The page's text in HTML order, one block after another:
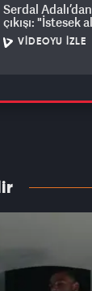
Serdal
çıkışı: "İstesek
VIDEOYU İZLE